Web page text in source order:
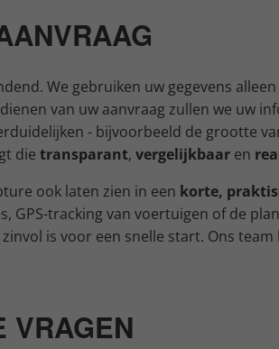
We gebruiken uw gegevens
van uw aanvraag zullen we
- bijvoorbeeld de grootte
die transparant, vergelijkbaar en
ook laten zien in een korte,
GPS-tracking van voertuigen of de
is voor een snelle start. Ons
VRAGEN